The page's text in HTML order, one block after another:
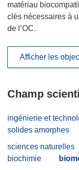
matériau
clés nécessaires à
de l’OC.
Afficher les
Champ
ingénierie et
solides amorphes
sciences naturelles
biochimie